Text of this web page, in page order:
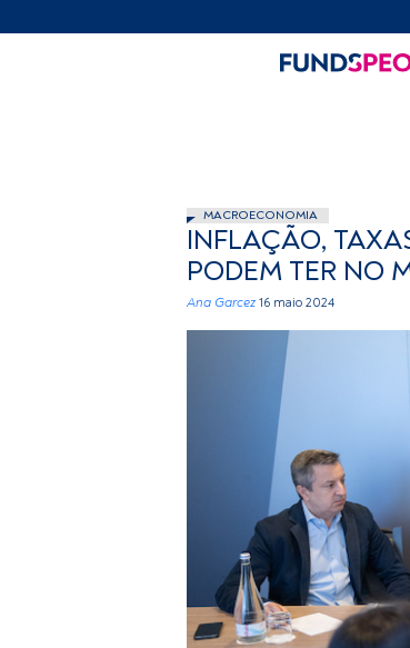
MACROECONOMIA
INFLAÇÃO,
PODEM TER NO
Ana Garcez 16 maio 2024